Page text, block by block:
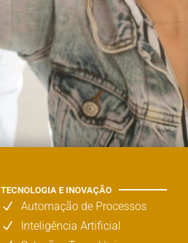
TECNOLOGIA E INOVAÇÃO
Automação de Processos
Inteligência Artificial